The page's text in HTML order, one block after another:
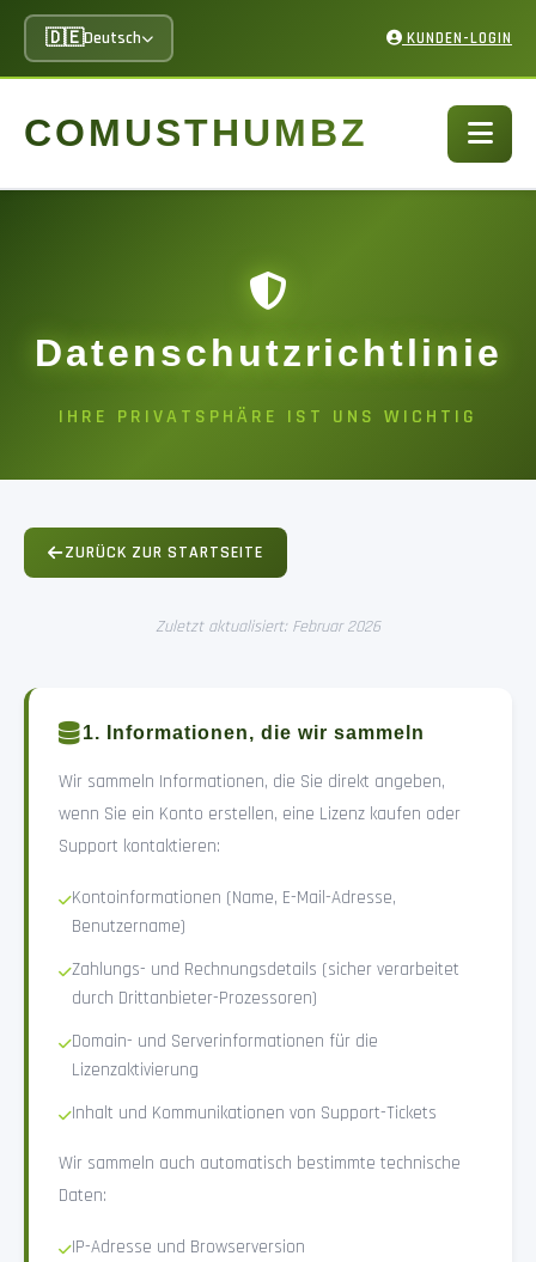
🇩🇪Deutsch KUNDEN-LOGIN
COMUSTHUMBZ
Datenschutzrichtlinie
IHRE PRIVATSPHÄRE IST UNS WICHTIG
ZURÜCK ZUR STARTSEITE
Zuletzt aktualisiert: Februar 2026
1. Informationen, die wir sammeln
Wir sammeln Informationen, die Sie direkt angeben,
wenn Sie ein Konto erstellen, eine Lizenz kaufen oder
Support kontaktieren:
Kontoinformationen (Name, E-Mail-Adresse,
Benutzername)
Zahlungs- und Rechnungsdetails (sicher verarbeitet
durch Drittanbieter-Prozessoren)
Domain- und Serverinformationen für die
Lizenzaktivierung
Inhalt und Kommunikationen von Support-Tickets
Wir sammeln auch automatisch bestimmte technische
Daten:
IP-Adresse und Browserversion